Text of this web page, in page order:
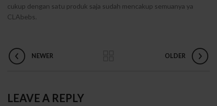
cukup dengan satu produk saja sudah mencakup semuanya ya
CLAbebs.
NEWER OLDER
LEAVE A REPLY